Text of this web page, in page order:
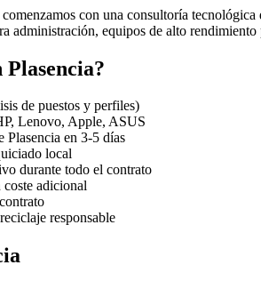
con una consultoría
administración, equipos de alto
Plasencia?
de puestos y perfiles)
Lenovo, Apple, ASUS
Plasencia en 3-5 días
local
durante todo el contrato
coste adicional
responsable